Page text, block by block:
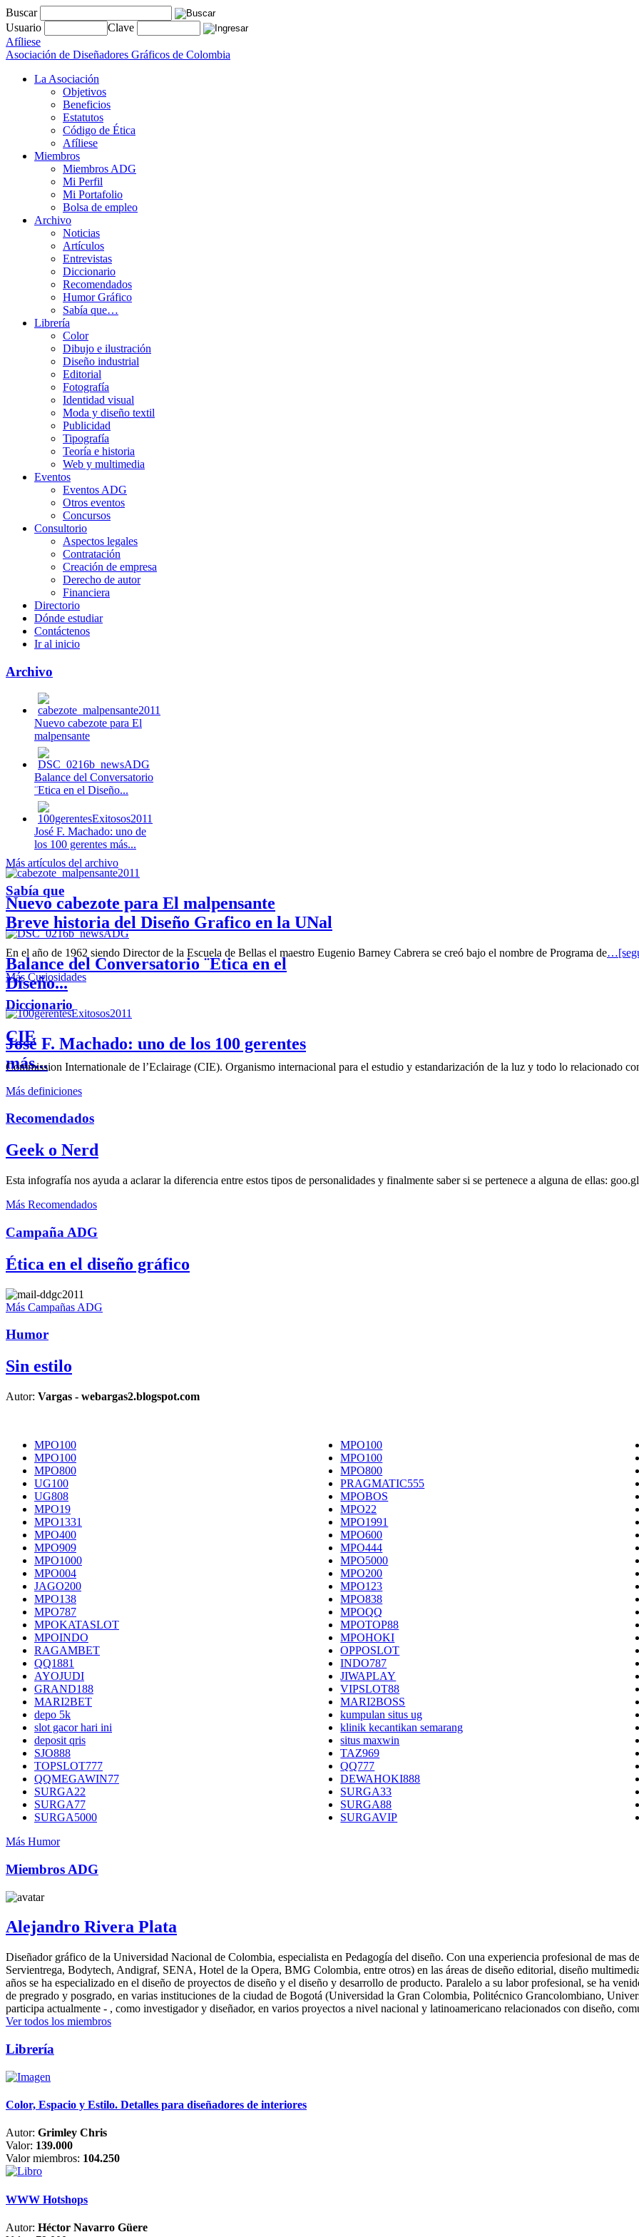
Buscar
Usuario
Clave
Afíliese
Asociación de Diseñadores Gráficos de Colombia
La Asociación
Objetivos
Beneficios
Estatutos
Código de Ética
Afíliese
Miembros
Miembros ADG
Mi Perfil
Mi Portafolio
Bolsa de empleo
Archivo
Noticias
Artículos
Entrevistas
Diccionario
Recomendados
Humor Gráfico
Sabía que…
Librería
Color
Dibujo e ilustración
Diseño industrial
Editorial
Fotografía
Identidad visual
Moda y diseño textil
Publicidad
Tipografía
Teoría e historia
Web y multimedia
Eventos
Eventos ADG
Otros eventos
Concursos
Consultorio
Aspectos legales
Contratación
Creación de empresa
Derecho de autor
Financiera
Directorio
Dónde estudiar
Contáctenos
Ir al inicio
Archivo
Nuevo cabezote para El
malpensante
Balance del Conversatorio
¨Etica en el Diseño...
José F. Machado: uno de
los 100 gerentes más...
Nuevo cabezote para El malpensante
Balance del Conversatorio ¨Etica en el
Diseño...
José F. Machado: uno de los 100 gerentes
más...
Más artículos del archivo
Sabía que
Breve historia del Diseño Grafico en la UNal
En el año de 1962 siendo Director de la Escuela de Bellas el maestro Eugenio Barney Cabrera se creó bajo el nombre de Programa de
Más Curiosidades
Diccionario
CIE
Commission Internationale de l’Eclairage (CIE). Organismo internacional para el estudio y estandarización de la luz y todo lo relacionado
Más definiciones
Recomendados
Geek o Nerd
Esta infografía nos ayuda a aclarar la diferencia entre estos tipos de personalidades y finalmente saber si se pertenece a alguna de ellas:
Más Recomendados
Campaña ADG
Ética en el diseño gráfico
Más Campañas ADG
Humor
Sin estilo
Autor: Vargas - webargas2.blogspot.com
MPO100 MPO100
MPO100
MPO100
MPO800
MPO800
UG100
PRAGMATIC555
UG808
MPOBOS
MPO19
MPO22
MPO1331
MPO1991
MPO400
MPO600
MPO909
MPO444
MPO1000
MPO5000
MPO004
MPO200
JAGO200
MPO123
MPO138
MPO838
MPO787
MPOQQ
MPOKATASLOT
MPOTOP88
MPOINDO
MPOHOKI
RAGAMBET
OPPOSLOT
QQ1881
INDO787
AYOJUDI
JIWAPLAY
GRAND188
VIPSLOT88
MARI2BET
MARI2BOSS
depo 5k
kumpulan situs ug
slot gacor hari ini
klinik kecantikan semarang
deposit qris
situs maxwin
SJO888
TAZ969
TOPSLOT777
QQ777
QQMEGAWIN77
DEWAHOKI888
SURGA22
SURGA33
SURGA77
SURGA88
SURGA5000
SURGAVIP
Más Humor
Miembros ADG
Alejandro Rivera Plata
Diseñador gráfico de la Universidad Nacional de Colombia, especialista en Pedagogía del diseño. Con una experiencia profesional de mas
Servientrega, Bodytech, Andigraf, SENA, Hotel de la Opera, BMG Colombia, entre otros) en las áreas de diseño editorial, diseño
años se ha especializado en el diseño de proyectos de diseño y el diseño y desarrollo de producto. Paralelo a su labor profesional, se ha
de pregrado y posgrado, en varias instituciones de la ciudad de Bogotá (Universidad la Gran Colombia, Politécnico Grancolombiano,
participa actualmente - , como investigador y diseñador, en varios proyectos a nivel nacional y latinoamericano relacionados con diseño,
Ver todos los miembros
Librería
Color, Espacio y Estilo. Detalles para diseñadores de interiores
Autor: Grimley Chris
Valor: 139.000
Valor miembros: 104.250
WWW Hotshops
Autor: Héctor Navarro Güere